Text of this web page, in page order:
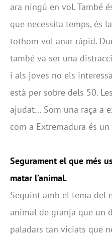
ara ningú en vol. També
que necessita temps, és
tothom vol anar ràpid.
també va ser una
i als joves no els
està per sobre dels 50.
ajudat… Som una raça a
com a Extremadura és
Segurament el que més
matar l’animal.
Seguint amb el tema del
animal de granja que un
paladars tan viciats que